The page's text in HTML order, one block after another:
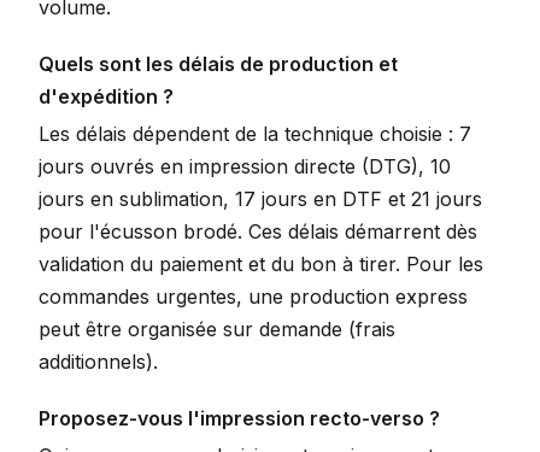
volume.
Quels sont les délais de production et
d'expédition ?
Les délais dépendent de la technique choisie : 7
jours ouvrés en impression directe (DTG), 10
jours en sublimation, 17 jours en DTF et 21 jours
pour l'écusson brodé. Ces délais démarrent dès
validation du paiement et du bon à tirer. Pour les
commandes urgentes, une production express
peut être organisée sur demande (frais
additionnels).
Proposez-vous l'impression recto-verso ?